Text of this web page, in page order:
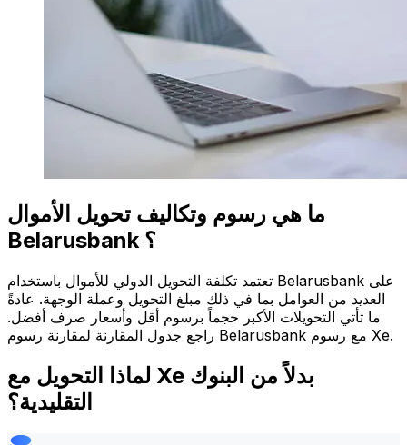
ما هي رسوم وتكاليف تحويل الأموال
Belarusbank ؟
تعتمد تكلفة التحويل الدولي للأموال باستخدام Belarusbank على
العديد من العوامل بما في ذلك مبلغ التحويل وعملة الوجهة. عادةً
ما تأتي التحويلات الأكبر حجماً برسوم أقل وأسعار صرف أفضل.
راجع جدول المقارنة لمقارنة رسوم Belarusbank مع رسوم Xe.
لماذا التحويل مع Xe بدلاً من البنوك
التقليدية؟